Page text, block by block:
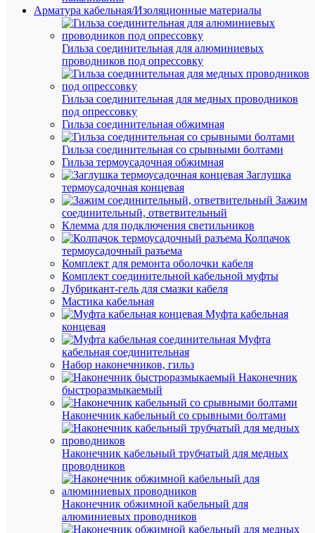
Арматура кабельная/Изоляционные материалы
Гильза соединительная для алюминиевых
проводников под опрессовку
Гильза соединительная для медных проводников
под опрессовку
Гильза соединительная обжимная
Гильза соединительная со срывными болтами
Гильза термоусадочная обжимная
Заглушка
термоусадочная концевая
Зажим
соединительный, ответвительный
Клемма для подключения светильников
Колпачок
термоусадочный разъема
Комплект для ремонта оболочки кабеля
Комплект соединительной кабельной муфты
Лубрикант-гель для смазки кабеля
Мастика кабельная
Муфта кабельная
концевая
Муфта
кабельная соединительная
Набор наконечников, гильз
Наконечник
быстроразмыкаемый
Наконечник кабельный со срывными болтами
Наконечник кабельный трубчатый для медных
проводников
Наконечник обжимной кабельный для
алюминиевых проводников
Пояс
23
с
КМ
Под
LO51641
Профиль